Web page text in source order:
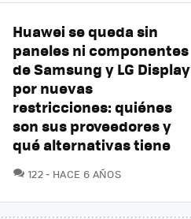
Huawei se queda sin
paneles ni componentes
de Samsung y LG Display
por nuevas
restricciones: quiénes
son sus proveedores y
qué alternativas tiene
122COMENTARIOS
HACE 6 AÑOS